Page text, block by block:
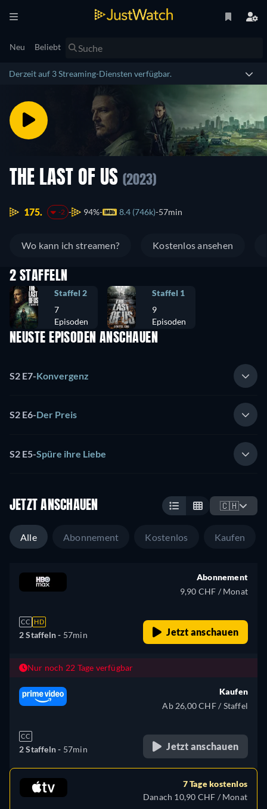
Neu Beliebt
Derzeit auf 3 Streaming-Diensten verfügbar.
THE LAST OF US (2023)
175. -2 94% 8.4 (746k) 57min
Wo kann ich streamen? Kostenlos ansehen
2 STAFFELN
Staffel 2
7
Episoden
Staffel 1
9
Episoden
NEUSTE EPISODEN ANSCHAUEN
S2 E7-Konvergenz
S2 E6-Der Preis
S2 E5-Spüre ihre Liebe
JETZT ANSCHAUEN 🇨🇭
Alle Abonnement Kostenlos Kaufen
CC HD
2 Staffeln - 57min
Abonnement
9,90 CHF / Monat
Jetzt anschauen
Nur noch 22 Tage verfügbar
CC
2 Staffeln - 57min
Kaufen
Ab 26,00 CHF / Staffel
Jetzt anschauen
7 Tage kostenlos
Danach 10,90 CHF / Monat